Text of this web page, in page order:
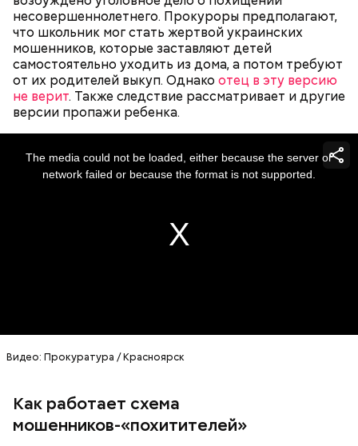
несовершеннолетнего. Прокуроры предполагают,
что школьник мог стать жертвой украинских
мошенников, которые заставляют детей
самостоятельно уходить из дома, а потом требуют
от их родителей выкуп. Однако отец в эту версию
не верит. Также следствие рассматривает и другие
версии пропажи ребенка.
modalThe media could not be loaded, either because the server or
network failed or because the format is not supported.
Видео: Прокуратура / Красноярск
Как работает схема
мошенников-«похитителей»
В детстве Миссюра был тихим ребенком, что не
Позднее Миссюра рассказывал, что травил отчима
гордился, что подсказал родителям имя для
малышки, когда та появилась на свет. По словам
брата, когда девочка подросла, отчим стал
вымещать на ней свою агрессию. Также Миссюра
очень тепло отзывается о своем приятеле
Константине, отрицает причастность к его смерти
и говорит, что следователи «пытаются
осквернить» их дружбу.